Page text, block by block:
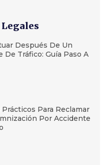
Después De Un
De Tráfico: Guía Paso A
Para Reclamar
Por Accidente